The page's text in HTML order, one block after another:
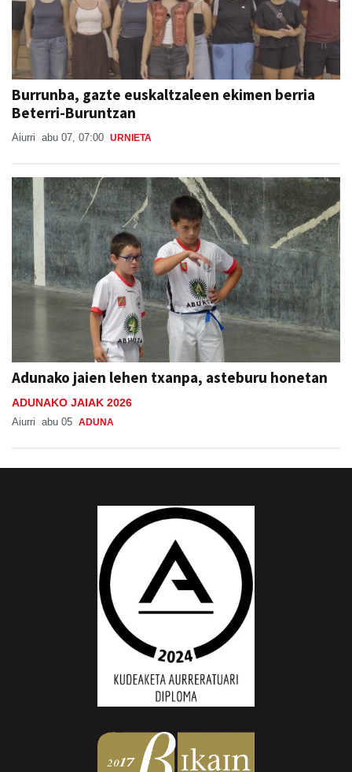
Burrunba, gazte euskaltzaleen ekimen berria
Beterri-Buruntzan
Aiurri abu 07, 07:00 URNIETA
Adunako jaien lehen txanpa, asteburu honetan
ADUNAKO JAIAK 2026
Aiurri abu 05 ADUNA